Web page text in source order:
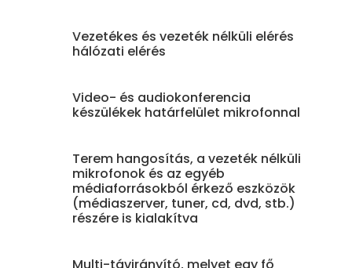
Vezetékes és vezeték nélküli elérés
hálózati elérés
Video- és audiokonferencia
készülékek határfelület mikrofonnal
Terem hangosítás, a vezeték nélküli
mikrofonok és az egyéb
médiaforrásokból érkező eszközök
(médiaszerver, tuner, cd, dvd, stb.)
részére is kialakítva